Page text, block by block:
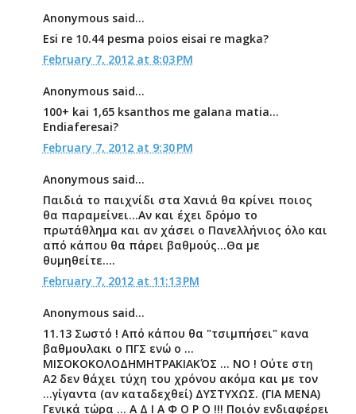
Anonymous said...
Esi re 10.44 pesma poios eisai re magka?
February 7, 2012 at 8:03 PM
Anonymous said...
100+ kai 1,65 ksanthos me galana matia...
Endiaferesai?
February 7, 2012 at 9:30 PM
Anonymous said...
Παιδιά το παιχνίδι στα Χανιά θα κρίνει ποιος
θα παραμείνει...Αν και έχει δρόμο το
πρωτάθλημα και αν χάσει ο Πανελλήνιος όλο και
από κάπου θα πάρει βαθμούς...Θα με
θυμηθείτε....
February 7, 2012 at 11:13 PM
Anonymous said...
11.13 Σωστό ! Από κάπου θα "τσιμπήσει" κανα
βαθμουλακι ο ΠΓΣ ενώ ο ...
ΜΙΣΟΚΟΚΟΛΟΔΗΜΗΤΡΑΚΙΑΚΌΣ ... ΝΟ ! Ούτε στη
Α2 δεν θάχει τύχη του χρόνου ακόμα και με τον
...γίγαντα (αν καταδεχθεί) ΔΥΣΤΥΧΩΣ. (ΓΙΑ ΜΕΝΑ)
Γενικά τώρα ... Α Δ Ι Α Φ Ο Ρ Ο !!! Ποιόν ενδιαφέρει